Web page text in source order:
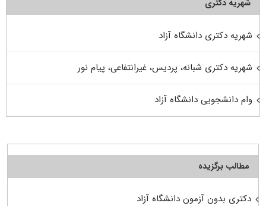
شهریه دکتری
شهریه دکتری دانشگاه آزاد
شهریه دکتری شبانه، پردیس، غیرانتفاعی، پیام نور
وام دانشجویی دانشگاه آزاد
مطالب برگزیده
دکتری بدون آزمون دانشگاه آزاد